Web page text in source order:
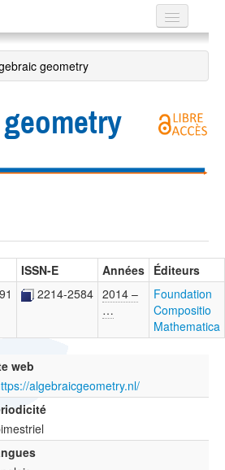
geometry
ISSN-E Années Éditeurs
2214-2584 2014 –
…
Foundation
Compositio
Mathematica
web
algebraicgeometry.nl/